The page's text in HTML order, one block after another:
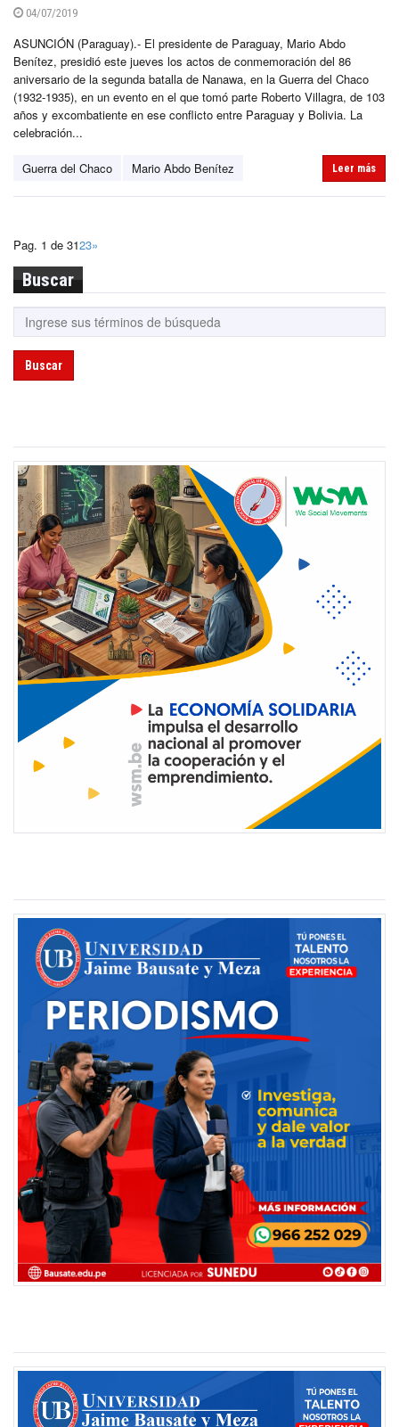
04/07/2019
ASUNCIÓN (Paraguay).- El presidente de Paraguay, Mario Abdo
Benítez, presidió este jueves los actos de conmemoración del 86
aniversario de la segunda batalla de Nanawa, en la Guerra del Chaco
(1932-1935), en un evento en el que tomó parte Roberto Villagra, de 103
años y excombatiente en ese conflicto entre Paraguay y Bolivia. La
celebración...
Guerra del Chaco Mario Abdo Benítez Leer más
Pag. 1 de 3123»
Buscar
Buscar